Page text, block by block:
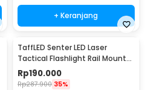
+ Keranjang
TaffLED Senter LED Laser
Tactical Flashlight Rail Mount
200 Lumens - JGSD
Rp190.000
Rp287.900 35%